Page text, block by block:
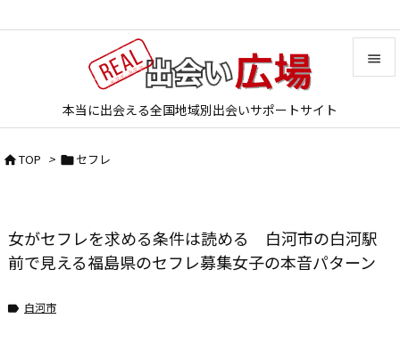
本当に出会える全国地域別出会いサポートサイト


次へ
TOP > セフレ
女がセフレを求める条件は読める 白河市の白河駅
前で見える福島県のセフレ募集女子の本音パターン
 白河市